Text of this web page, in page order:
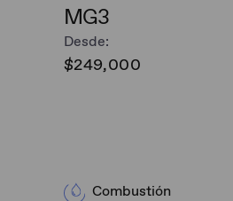
MG3
Desde:
$249,000
Combustión